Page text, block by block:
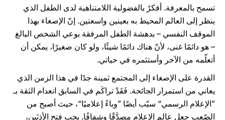
تسمح بالمعرفة. أفكرُ بالفضولية اللامتناهية لدى الطفل الذي
ينظر إلى العالم المحيط به بعينين واسعتين. إنّ الإصغاء بهذا
الموقف النفسي – بدهشة الطفل المرفقة بوعي الشخص البالغ
– هو دائمًا غنى، لأنّ هناك دائمًا شيئًا، ولو كان صغيرًا، يمكن أن
أتعلّمه من الآخر وأستثمره في حياتي.
القدرة على الإصغاء إلى المجتمع ثمينة جدًا في هذا الزمن الذي
يعاني من استمرار الجائحة. فَقَدْ تراكَم في السابق انعدام الثقة بـ
”الإعلام الرسمي“ سبّب أيضًا ”وباءً إعلاميًا“، حيث أصبح من
الصّعب جعل عالم الإعلام مصدَّقًا وشفافًا. يجب فتح الأذنَين،